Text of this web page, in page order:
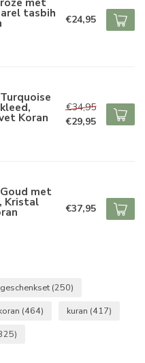
tasbih €24,95
Koran
€34,95
€29,95
met
Kristal €37,95
geschenkset (250)
(464) kuran (417)